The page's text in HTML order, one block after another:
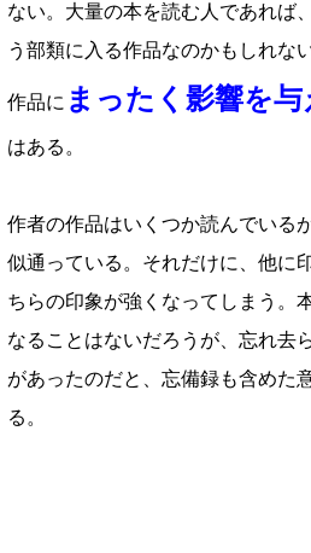
ない。大量の本を読む人であれば
う部類に入る作品なのかもしれな
作品に まったく影響を
はある。
作者の作品はいくつか読んでいる
似通っている。それだけに、他に
ちらの印象が強くなってしまう。
なることはないだろうが、忘れ去
があったのだと、忘備録も含めた
る。